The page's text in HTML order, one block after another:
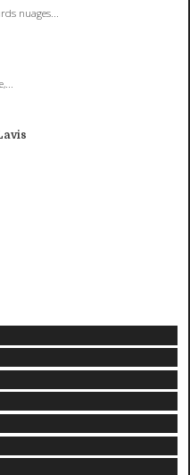
nuages...